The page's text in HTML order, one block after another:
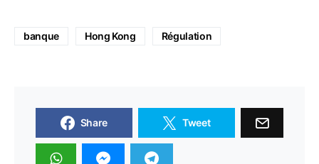
banque Hong Kong Régulation
Share Tweet